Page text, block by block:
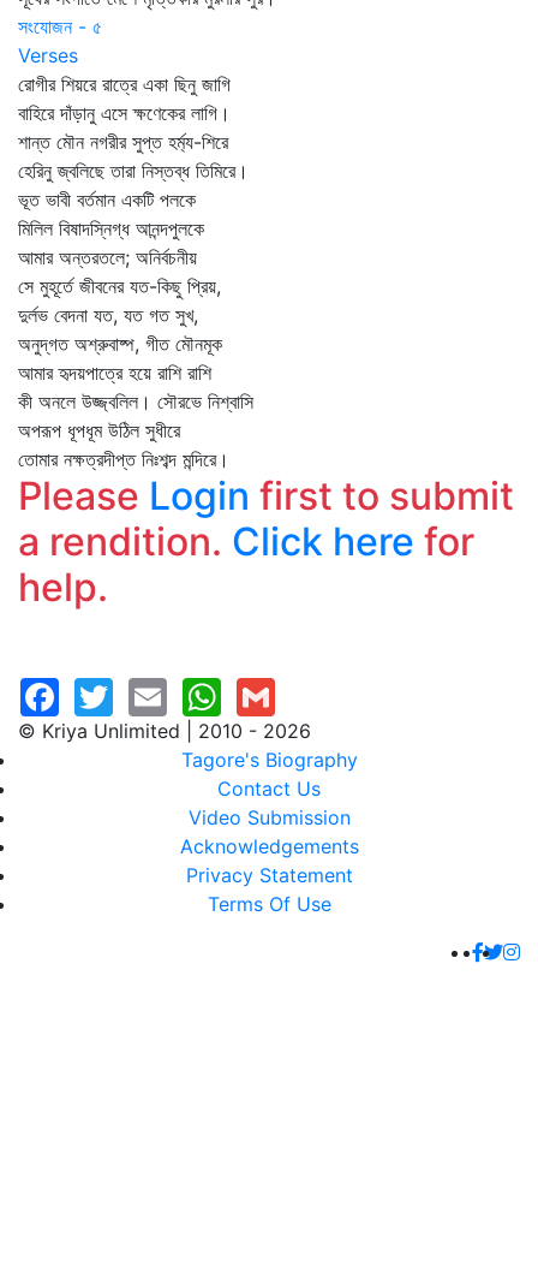
সংযোজন - ৫
Verses
রোগীর শিয়রে রাত্রে একা ছিনু জাগি
বাহিরে দাঁড়ানু এসে ক্ষণেকের লাগি।
শান্ত মৌন নগরীর সুপ্ত হর্ম্য-শিরে
হেরিনু জ্বলিছে তারা নিস্তব্ধ তিমিরে।
ভূত ভাবী বর্তমান একটি পলকে
মিলিল বিষাদস্নিগ্ধ আনন্দপুলকে
আমার অন্তরতলে; অনির্বচনীয়
সে মুহূর্তে জীবনের যত-কিছু প্রিয়,
দুর্লভ বেদনা যত, যত গত সুখ,
অনুদ্‌গত অশ্রুবাষ্প, গীত মৌনমূক
আমার হৃদয়পাত্রে হয়ে রাশি রাশি
কী অনলে উজ্জ্বলিল। সৌরভে নিশ্বাসি
অপরূপ ধূপধূম উঠিল সুধীরে
তোমার নক্ষত্রদীপ্ত নিঃশব্দ মন্দিরে।
Please Login first to submit
a rendition. Click here for
help.
© Kriya Unlimited | 2010 - 2026
Tagore's Biography
Contact Us
Video Submission
Acknowledgements
Privacy Statement
Terms Of Use